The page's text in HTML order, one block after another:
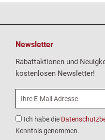
Newsletter
Rabattaktionen und
kostenlosen Newsletter!
Ich habe die
Kenntnis genommen.